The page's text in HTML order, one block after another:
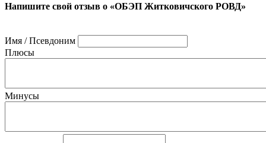
Напишите свой отзыв о «ОБЭП Житковичского РОВД»
Имя / Псевдоним
Плюсы
Минусы